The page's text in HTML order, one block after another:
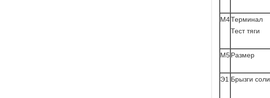
М4Терминал
Тест тяги
М5Размер
Э1 Брызги соли